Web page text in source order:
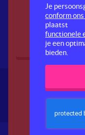
Kun jij tegen
stootje?
Je
conform
plaatst
functionele
je een
bieden.